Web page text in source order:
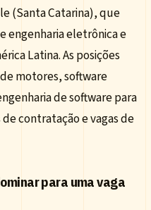
(Santa Catarina), que
engenharia eletrônica e
Latina. As posições
motores, software
de software para
contratação e vagas de
para uma vaga